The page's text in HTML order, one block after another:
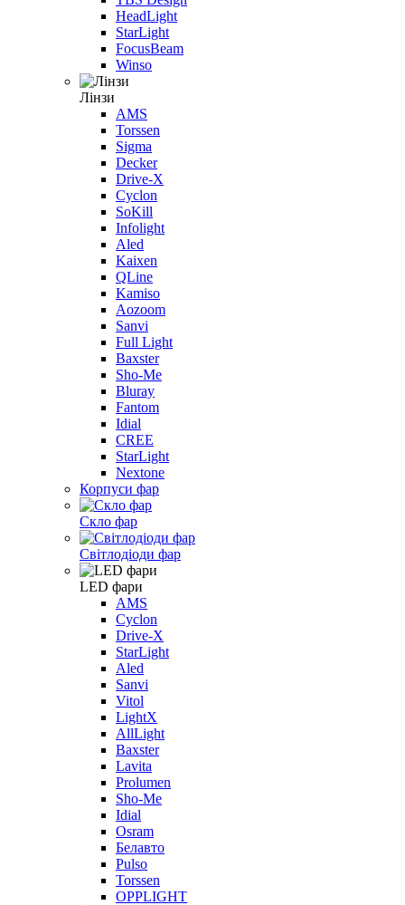
HeadLight
StarLight
FocusBeam
Winso
Лінзи
AMS
Torssen
Sigma
Decker
Drive-X
Cyclon
SoKill
Infolight
Aled
Kaixen
QLine
Kamiso
Aozoom
Sanvi
Full Light
Baxster
Sho-Me
Bluray
Fantom
Idial
CREE
StarLight
Nextone
Корпуси фар
Скло фар
Світлодіоди фар
LED фари
AMS
Cyclon
Drive-X
StarLight
Aled
Sanvi
Vitol
LightX
AllLight
Baxster
Lavita
Prolumen
Sho-Me
Idial
Osram
Белавто
Pulso
Torssen
OPPLIGHT